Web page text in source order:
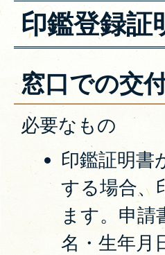
印鑑登録証
窓口での交
必要なもの
印鑑証明書
する場合、
ます。申請
名・生年月